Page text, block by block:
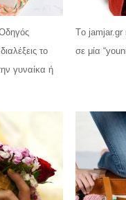
το
γυναίκα ή
Tο jamjar.gr
σε μία